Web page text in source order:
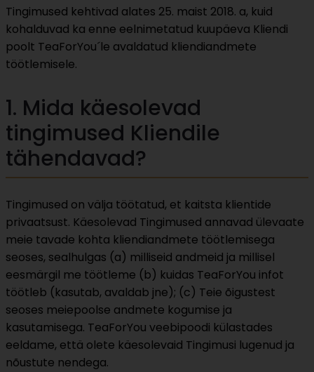
Tingimused kehtivad alates 25. maist 2018. a, kuid
kohalduvad ka enne eelnimetatud kuupäeva Kliendi
poolt TeaForYou´le avaldatud kliendiandmete
töötlemisele.
1. Mida käesolevad
tingimused Kliendile
tähendavad?
Tingimused on välja töötatud, et kaitsta klientide
privaatsust. Käesolevad Tingimused annavad ülevaate
meie tavade kohta kliendiandmete töötlemisega
seoses, sealhulgas (a) milliseid andmeid ja millisel
eesmärgil me töötleme (b) kuidas TeaForYou infot
töötleb (kasutab, avaldab jne); (c) Teie õigustest
seoses meiepoolse andmete kogumise ja
kasutamisega. TeaForYou veebipoodi külastades
eeldame, että olete käesolevaid Tingimusi lugenud ja
nõustute nendega.